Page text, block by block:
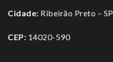
Cidade: Ribeirão Preto – SP
CEP: 14020-590